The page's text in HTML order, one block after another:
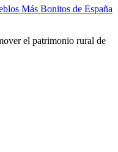
Más Bonitos de España
el patrimonio rural de